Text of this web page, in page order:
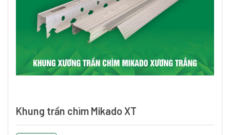
Khung trần chìm Mikado XT